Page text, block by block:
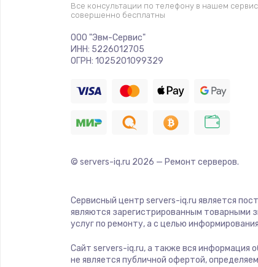
Все консультации по телефону в нашем
совершенно бесплатны
ООО "Эвм-Сервис"
ИНН: 5226012705
ОГРН: 1025201099329
© servers-iq.ru 2026 — Ремонт серверов.
Сервисный центр servers-iq.ru является
являются зарегистрированным товарными
услуг по ремонту, а с целью
Сайт servers-iq.ru, а также вся информация
не является публичной офертой,